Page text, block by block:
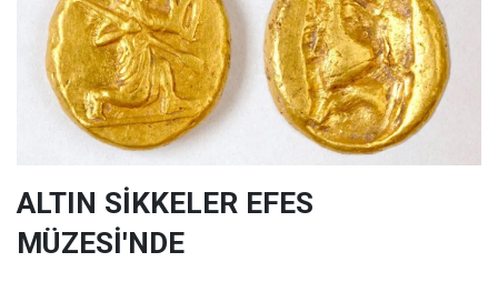
ALTIN SİKKELER EFES
MÜZESİ'NDE